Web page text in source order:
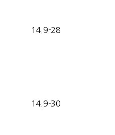
14.9-28
14.9-30